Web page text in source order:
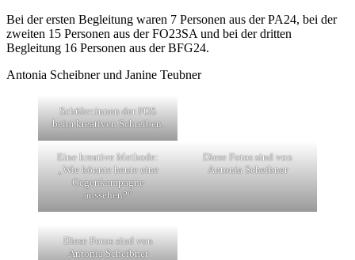
Bei der ersten Begleitung waren 7 Personen aus der PA24, bei der
zweiten 15 Personen aus der FO23SA und bei der dritten
Begleitung 16 Personen aus der BFG24.
Antonia Scheibner und Janine Teubner
Schüler:innen der FOS
beim kreativen Schreiben.
Eine kreative Methode:
„Wie könnte heute eine
Gegenkampagne
aussehen?“
Diese Fotos sind von
Antonia Scheibner
Diese Fotos sind von
Antonia Scheibner